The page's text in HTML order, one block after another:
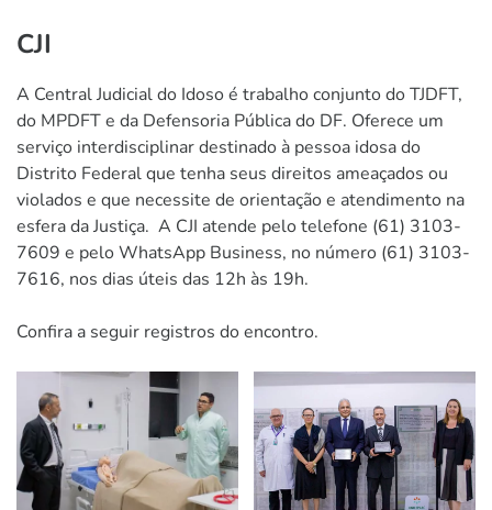
CJI
A Central Judicial do Idoso é trabalho conjunto do TJDFT,
do MPDFT e da Defensoria Pública do DF. Oferece um
serviço interdisciplinar destinado à pessoa idosa do
Distrito Federal que tenha seus direitos ameaçados ou
violados e que necessite de orientação e atendimento na
esfera da Justiça. A CJI atende pelo telefone (61) 3103-
7609 e pelo WhatsApp Business, no número (61) 3103-
7616, nos dias úteis das 12h às 19h.
Confira a seguir registros do encontro.